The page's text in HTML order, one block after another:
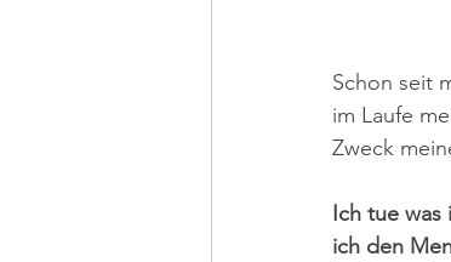
Schon seit
im Laufe
Zweck
Ich tue
ich den